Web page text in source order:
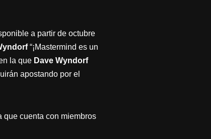
a partir de octubre
“¡Mastermind es un
la que Dave Wyndorf
apostando por el
que cuenta con miembros